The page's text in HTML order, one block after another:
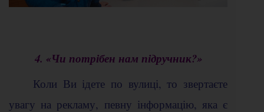
4. «Чи потрібен нам підручник?»
Коли Ви ідете по вулиці, то звертаєте
увагу на рекламу, певну інформацію, яка є